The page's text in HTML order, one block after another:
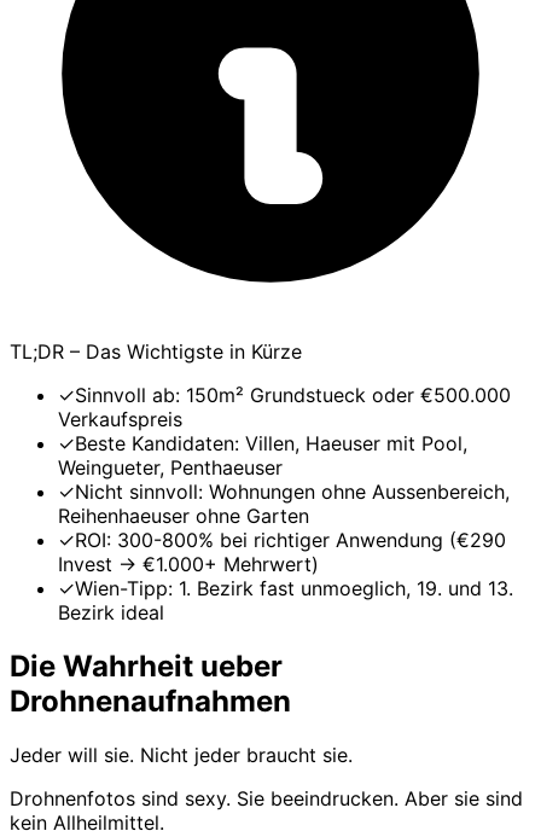
TL;DR – Das Wichtigste in Kürze
✓Sinnvoll ab: 150m² Grundstueck oder €500.000
Verkaufspreis
✓Beste Kandidaten: Villen, Haeuser mit Pool,
Weingueter, Penthaeuser
✓Nicht sinnvoll: Wohnungen ohne Aussenbereich,
Reihenhaeuser ohne Garten
✓ROI: 300-800% bei richtiger Anwendung (€290
Invest → €1.000+ Mehrwert)
✓Wien-Tipp: 1. Bezirk fast unmoeglich, 19. und 13.
Bezirk ideal
Die Wahrheit ueber
Drohnenaufnahmen
Jeder will sie. Nicht jeder braucht sie.
Drohnenfotos sind sexy. Sie beeindrucken. Aber sie sind
kein Allheilmittel.